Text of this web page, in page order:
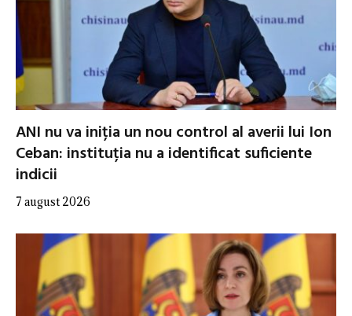
ANI nu va iniția un nou control al averii lui Ion
Ceban: instituția nu a identificat suficiente
indicii
7 august 2026